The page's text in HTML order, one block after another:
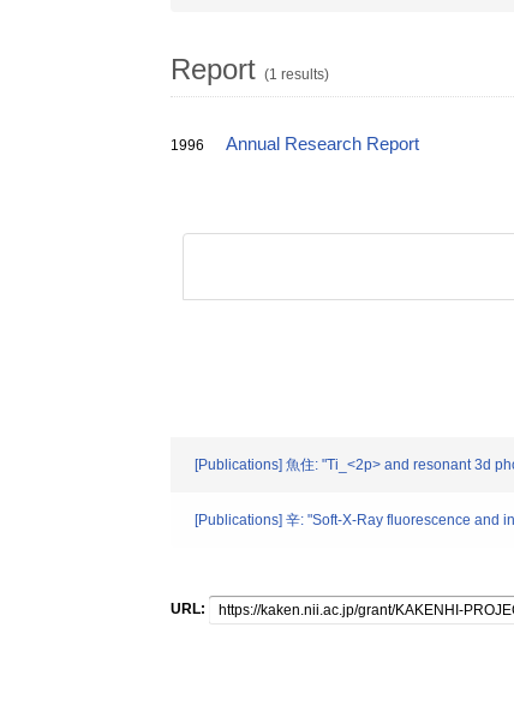
Report (1 results)
1996 Annual Research Report
[Publications] 魚住: "Ti_<2p> and resonant 3d
[Publications] 辛: "Soft-X-Ray fluorescence and
URL: